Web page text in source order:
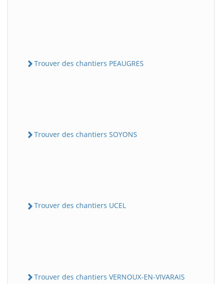
Trouver des chantiers PEAUGRES
Trouver des chantiers SOYONS
Trouver des chantiers UCEL
Trouver des chantiers VERNOUX-EN-VIVARAIS